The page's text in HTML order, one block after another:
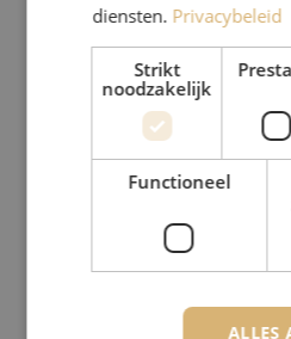
diensten. Privacybeleid
Strikt
noodzakelijk
Functioneel
ALLES